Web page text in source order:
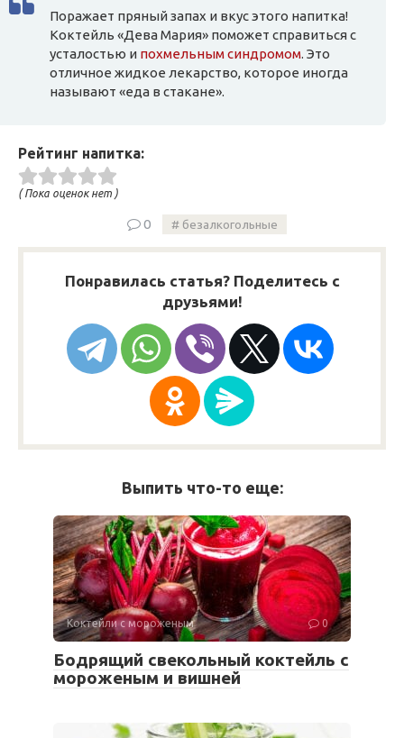
Поражает пряный запах и вкус этого напитка!
Коктейль «Дева Мария» поможет справиться с
усталостью и похмельным синдромом. Это
отличное жидкое лекарство, которое иногда
называют «еда в стакане».
Рейтинг напитка:
( Пока оценок нет )
0 безалкогольные
Понравилась статья? Поделитесь с
друзьями!
Выпить что-то еще:
Коктейли с мороженым 0
Бодрящий свекольный коктейль с
мороженым и вишней